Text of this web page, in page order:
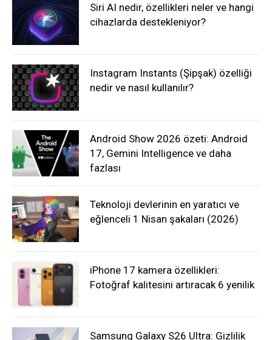
Siri AI nedir, özellikleri neler ve hangi
cihazlarda destekleniyor?
Instagram Instants (Şipşak) özelliği
nedir ve nasıl kullanılır?
Android Show 2026 özeti: Android
17, Gemini Intelligence ve daha
fazlası
Teknoloji devlerinin en yaratıcı ve
eğlenceli 1 Nisan şakaları (2026)
iPhone 17 kamera özellikleri:
Fotoğraf kalitesini artıracak 6 yenilik
Samsung Galaxy S26 Ultra: Gizlilik